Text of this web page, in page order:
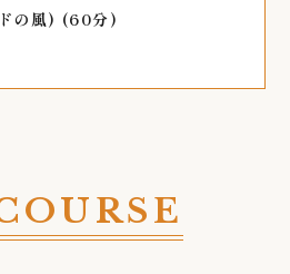
の風) (60分)